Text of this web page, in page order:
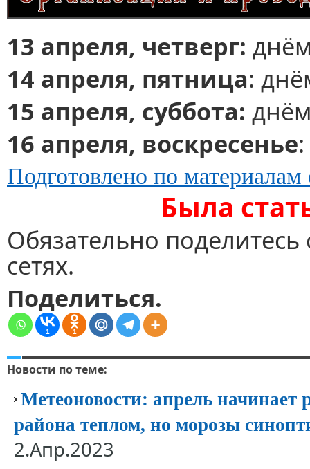
13 апреля, четверг:
14 апреля, пятница:
15 апреля, суббота:
16 апреля, воскресенье
Подготовлено по
Была
Обязательно
сетях.
Поделиться.
1 1
Новости по теме:
Метеоновости: апрель начинает
района теплом, но морозы
2.Апр.2023